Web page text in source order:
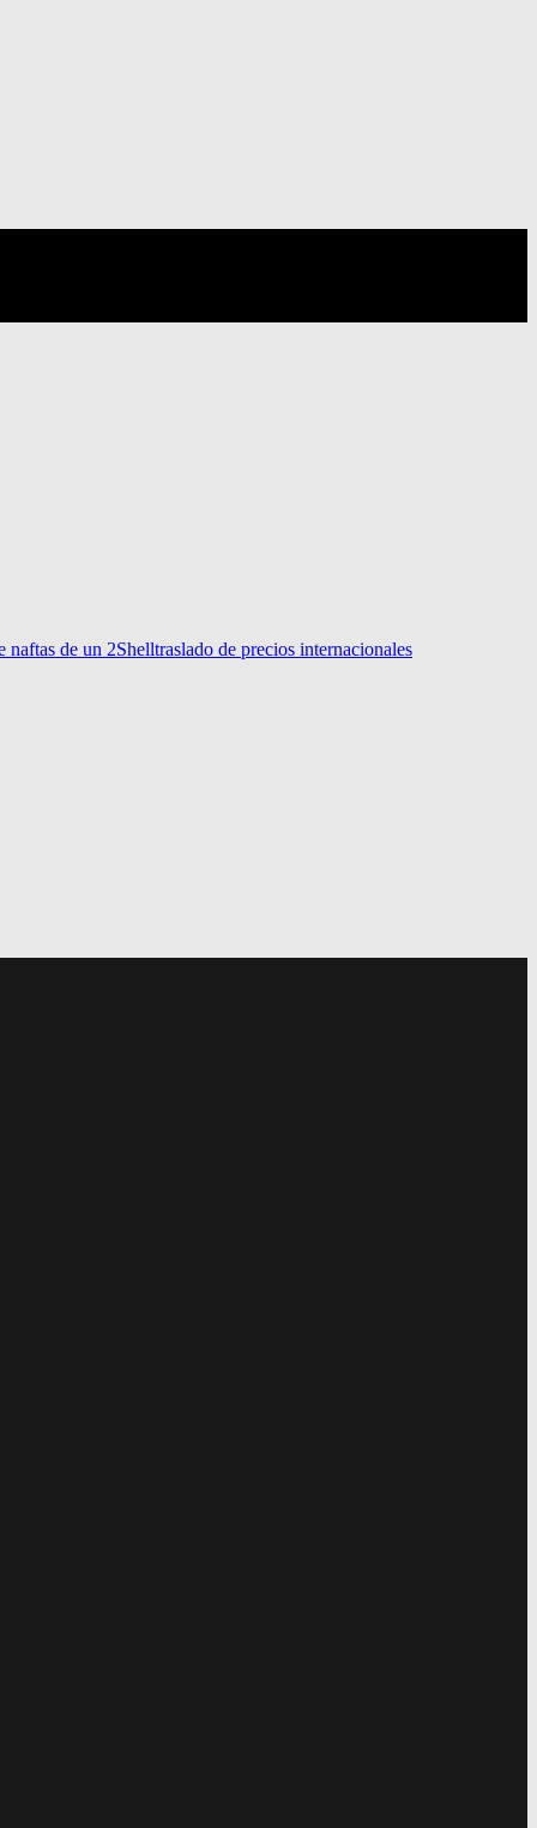
naftas de un 2Shelltraslado de precios internacionales